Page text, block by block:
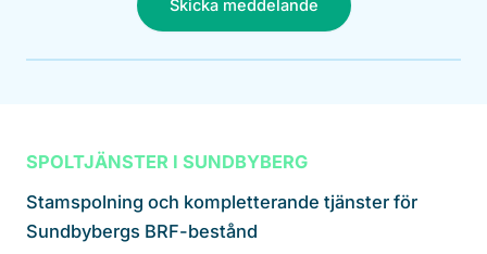
Skicka meddelande
SPOLTJÄNSTER I SUNDBYBERG
Stamspolning och kompletterande tjänster för
Sundbybergs BRF-bestånd